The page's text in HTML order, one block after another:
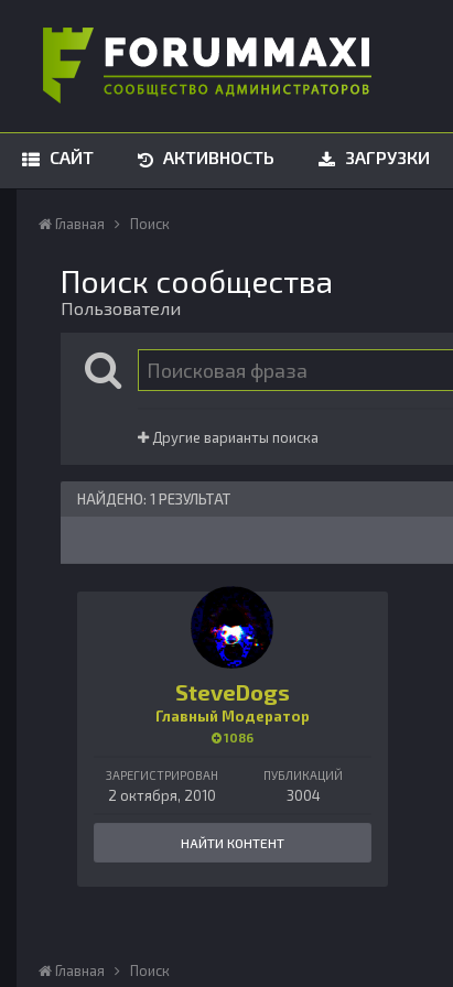
САЙТ АКТИВНОСТЬ ЗАГРУЗКИ
Главная Поиск
Поиск сообщества
Пользователи
Другие варианты поиска
НАЙДЕНО: 1 РЕЗУЛЬТАТ
SteveDogs
Главный Модератор
1086
ЗАРЕГИСТРИРОВАН
2 октября, 2010
ПУБЛИКАЦИЙ
3004
НАЙТИ КОНТЕНТ
Главная Поиск